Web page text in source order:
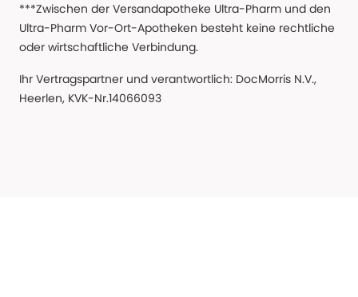
***Zwischen der Versandapotheke Ultra-Pharm und den
Ultra-Pharm Vor-Ort-Apotheken besteht keine rechtliche
oder wirtschaftliche Verbindung.
Ihr Vertragspartner und verantwortlich: DocMorris N.V.,
Heerlen, KVK-Nr.14066093